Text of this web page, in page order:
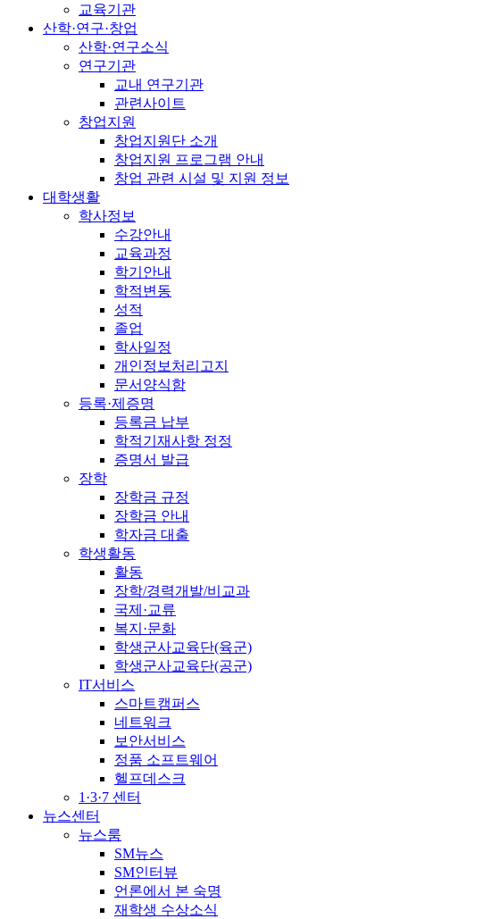
교육기관
산학·연구·창업
산학·연구소식
연구기관
교내 연구기관
관련사이트
창업지원
창업지원단 소개
창업지원 프로그램 안내
창업 관련 시설 및 지원 정보
대학생활
학사정보
수강안내
교육과정
학기안내
학적변동
성적
졸업
학사일정
개인정보처리고지
문서양식함
등록·제증명
등록금 납부
학적기재사항 정정
증명서 발급
장학
장학금 규정
장학금 안내
학자금 대출
학생활동
활동
장학/경력개발/비교과
국제·교류
복지·문화
학생군사교육단(육군)
학생군사교육단(공군)
IT서비스
스마트캠퍼스
네트워크
보안서비스
정품 소프트웨어
헬프데스크
1·3·7 센터
뉴스센터
뉴스룸
SM뉴스
SM인터뷰
언론에서 본 숙명
재학생 수상소식